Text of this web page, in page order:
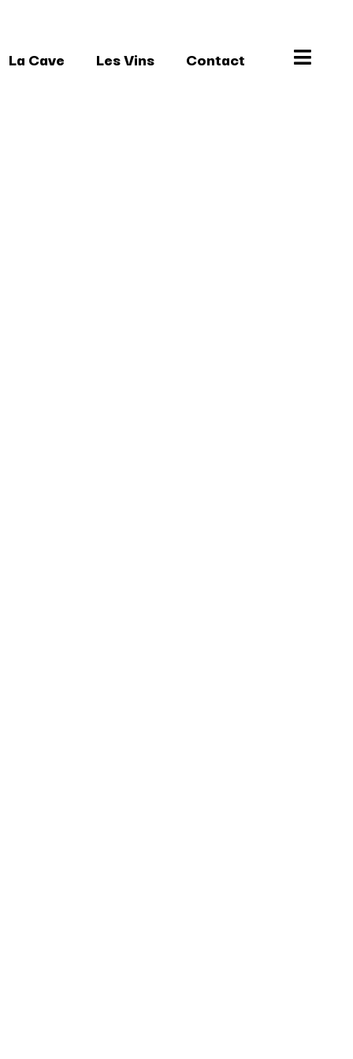
La Cave Les Vins Contact